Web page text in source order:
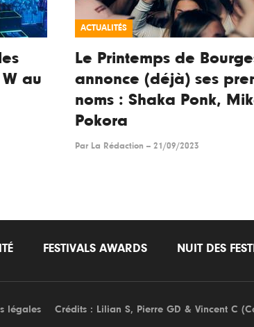
au
ACTUALITÉS
Le Printemps de
annonce (déjà) ses
noms : Shaka Ponk,
Pokora
Par La Rédaction -- 21/09/2023
FESTIVALS AWARDS NUIT DES
légales Crédits : Lilian S, Pierre GD & Vincent C (